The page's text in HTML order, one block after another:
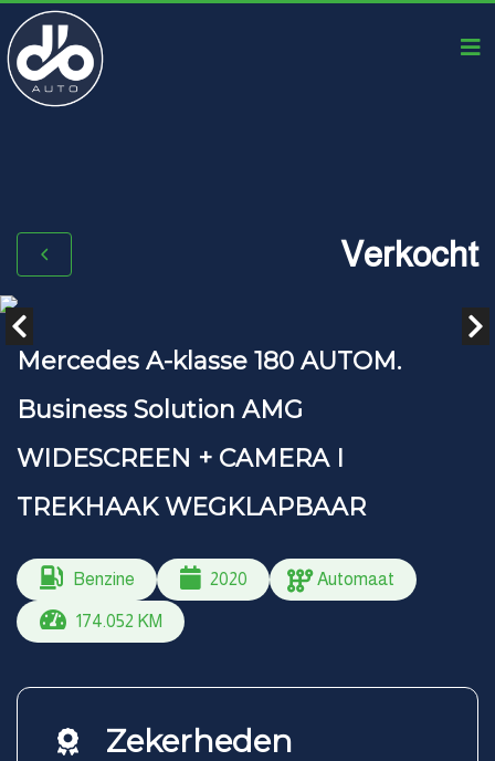
Verkocht
Mercedes A-klasse 180 AUTOM.
Business Solution AMG
WIDESCREEN + CAMERA I
TREKHAAK WEGKLAPBAAR
Benzine 2020 Automaat
174.052 KM
Zekerheden